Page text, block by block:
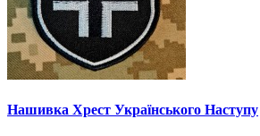
Нашивка Хрест Українського Наступу